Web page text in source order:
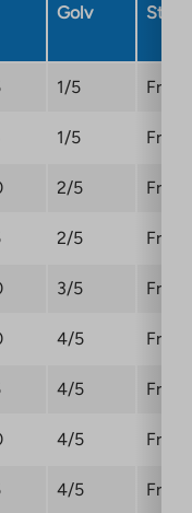
Golv
1/5 Fri
1/5 Fri
2/5 Fri
2/5 Fri
3/5 Fri
4/5 Fri
4/5 Fri
4/5 Fri
4/5 Fri